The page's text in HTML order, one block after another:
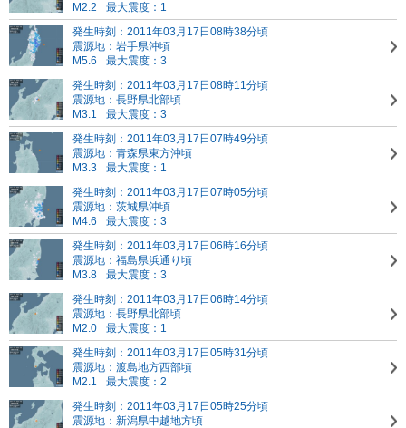
M2.2
最大震度：1
発生時刻：2011年03月17日08時38分頃
震源地：岩手県沖頃
M5.6
最大震度：3
発生時刻：2011年03月17日08時11分頃
震源地：長野県北部頃
M3.1
最大震度：3
発生時刻：2011年03月17日07時49分頃
震源地：青森県東方沖頃
M3.3
最大震度：1
発生時刻：2011年03月17日07時05分頃
震源地：茨城県沖頃
M4.6
最大震度：3
発生時刻：2011年03月17日06時16分頃
震源地：福島県浜通り頃
M3.8
最大震度：3
発生時刻：2011年03月17日06時14分頃
震源地：長野県北部頃
M2.0
最大震度：1
発生時刻：2011年03月17日05時31分頃
震源地：渡島地方西部頃
M2.1
最大震度：2
発生時刻：2011年03月17日05時25分頃
震源地：新潟県中越地方頃